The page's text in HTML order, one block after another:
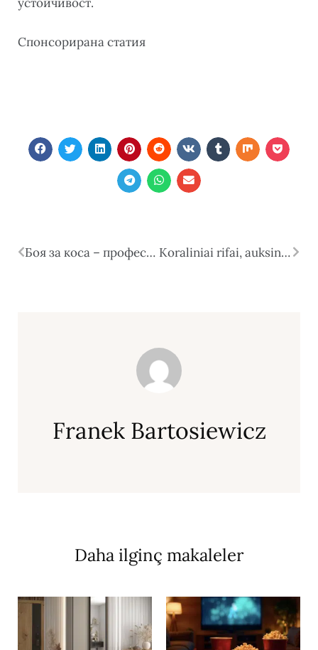
Спонсорирана статия
Боя за коса – професионалният избор за дълготраен цвят и здрава коса Koraliniai rifai, auksinis smėlis ir prabangūs viešbučiai – kuo traukia Egiptas?
Franek Bartosiewicz
Daha ilginç makaleler